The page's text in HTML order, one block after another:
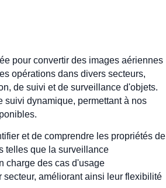
pour convertir des images aériennes
opérations dans divers secteurs,
de suivi et de surveillance d'objets.
suivi dynamique, permettant à nos
et de comprendre les propriétés de
telles que la surveillance
charge des cas d'usage
améliorant ainsi leur flexibilité